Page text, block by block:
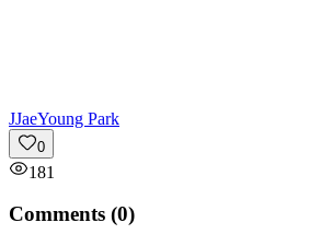
JJaeYoung Park
0
181
Comments (0)